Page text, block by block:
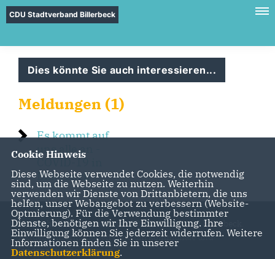
CDU Stadtverband Billerbeck
Dies könnte Sie auch interessieren...
Meldungen (1)
Es kommt auf
uns alle an -
COVID-19 in
Billerbeck
Herzlich Willkommen beim CDU Stadtverband Billerbeck.
Aktuelle Informationen rund um kommunale und
landspolitische Themen
Cookie Hinweis
Diese Webseite verwendet Cookies, die notwendig
sind, um die Webseite zu nutzen. Weiterhin
verwenden wir Dienste von Drittanbietern, die uns
helfen, unser Webangebot zu verbessern (Website-
Optmierung). Für die Verwendung bestimmter
Dienste, benötigen wir Ihre Einwilligung. Ihre
Einwilligung können Sie jederzeit widerrufen. Weitere
Informationen finden Sie in unserer
Datenschutzerklärung.